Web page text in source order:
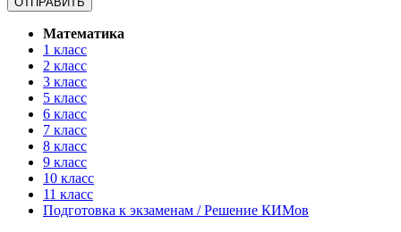
Математика
1 класс
2 класс
3 класс
5 класс
6 класс
7 класс
8 класс
9 класс
10 класс
11 класс
Подготовка к экзаменам / Решение КИМов